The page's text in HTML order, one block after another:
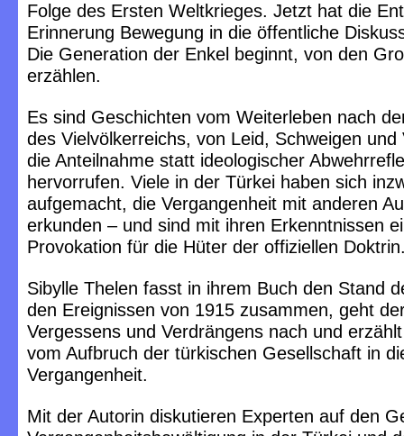
Folge des Ersten Weltkrieges. Jetzt hat die
Erinnerung Bewegung in die öffentliche
Die Generation der Enkel beginnt, von den
erzählen.
Es sind Geschichten vom Weiterleben nach
des Vielvölkerreichs, von Leid, Schweigen und
die Anteilnahme statt ideologischer
hervorrufen. Viele in der Türkei haben sich
aufgemacht, die Vergangenheit mit anderen
erkunden – und sind mit ihren Erkenntnissen
Provokation für die Hüter der offiziellen
Sibylle Thelen fasst in ihrem Buch den Stand
den Ereignissen von 1915 zusammen, geht
Vergessens und Verdrängens nach und
vom Aufbruch der türkischen Gesellschaft in
Vergangenheit.
Mit der Autorin diskutieren Experten auf den